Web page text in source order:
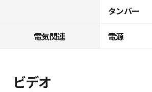
タンパー
電気関連 電源
ビデオ